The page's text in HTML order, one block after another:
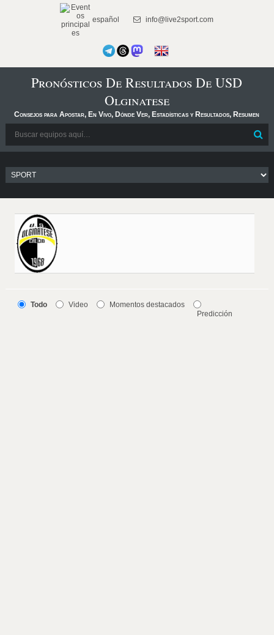
español info@live2sport.com
Pronósticos De Resultados De USD
Olginatese
Consejos para Apostar, En Vivo, Dónde Ver, Estadísticas y Resultados, Resumen
Todo Video
Momentos destacados
Predicción